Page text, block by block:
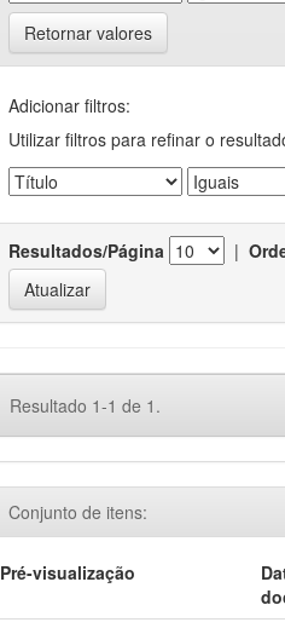
Retornar valores
Adicionar filtros:
Utilizar filtros para refinar o
Resultados/Página |
Resultado 1-1 de 1.
Conjunto de itens:
Pré-visualização